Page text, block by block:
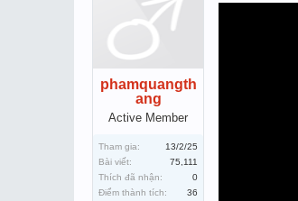
phamquangth
ang
Active Member
Tham gia:
13/2/25
Bài viết:
75,111
Thích đã nhận:
0
Điểm thành tích:
36